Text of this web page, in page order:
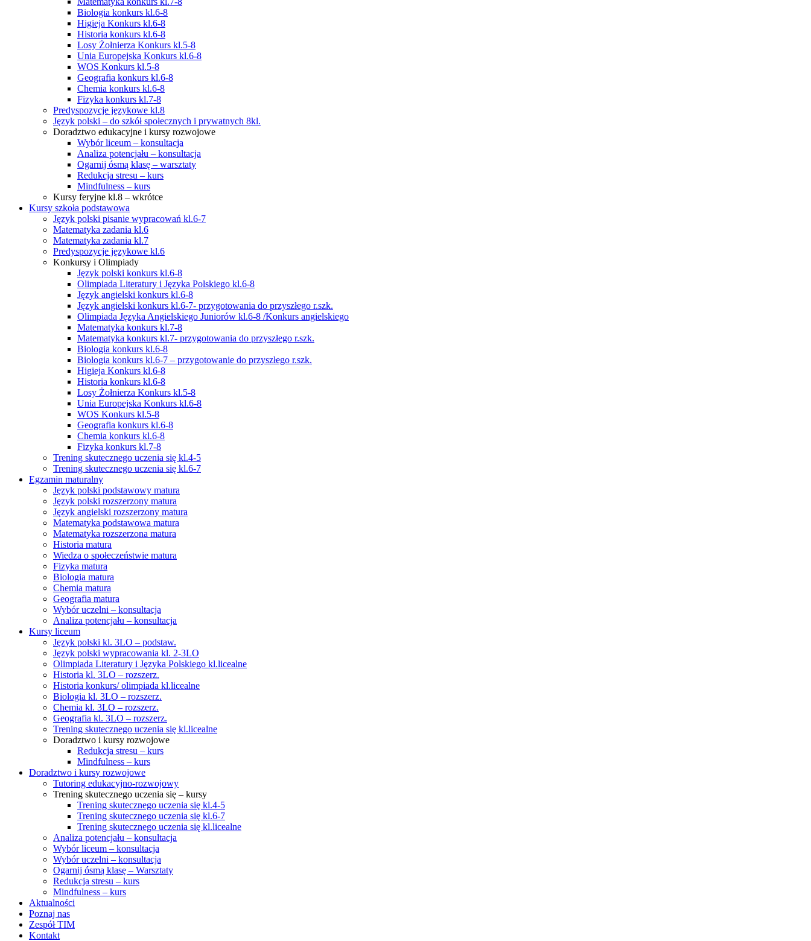
Biologia konkurs kl.6-8
Higieja Konkurs kl.6-8
Historia konkurs kl.6-8
Losy Żołnierza Konkurs kl.5-8
Unia Europejska Konkurs kl.6-8
WOS Konkurs kl.5-8
Geografia konkurs kl.6-8
Chemia konkurs kl.6-8
Fizyka konkurs kl.7-8
Predyspozycje językowe kl.8
Język polski – do szkół społecznych i prywatnych 8kl.
Doradztwo edukacyjne i kursy rozwojowe
Wybór liceum – konsultacja
Analiza potencjału – konsultacja
Ogarnij ósmą klasę – warsztaty
Redukcja stresu – kurs
Mindfulness – kurs
Kursy feryjne kl.8 – wkrótce
Kursy szkoła podstawowa
Język polski pisanie wypracowań kl.6-7
Matematyka zadania kl.6
Matematyka zadania kl.7
Predyspozycje językowe kl.6
Konkursy i Olimpiady
Język polski konkurs kl.6-8
Olimpiada Literatury i Języka Polskiego kl.6-8
Język angielski konkurs kl.6-8
Język angielski konkurs kl.6-7- przygotowania do przyszłego r.szk.
Olimpiada Języka Angielskiego Juniorów kl.6-8 /Konkurs angielskiego
Matematyka konkurs kl.7-8
Matematyka konkurs kl.7- przygotowania do przyszłego r.szk.
Biologia konkurs kl.6-8
Biologia konkurs kl.6-7 – przygotowanie do przyszłego r.szk.
Higieja Konkurs kl.6-8
Historia konkurs kl.6-8
Losy Żołnierza Konkurs kl.5-8
Unia Europejska Konkurs kl.6-8
WOS Konkurs kl.5-8
Geografia konkurs kl.6-8
Chemia konkurs kl.6-8
Fizyka konkurs kl.7-8
Trening skutecznego uczenia się kl.4-5
Trening skutecznego uczenia się kl.6-7
Egzamin maturalny
Język polski podstawowy matura
Język polski rozszerzony matura
Język angielski rozszerzony matura
Matematyka podstawowa matura
Matematyka rozszerzona matura
Historia matura
Wiedza o społeczeństwie matura
Fizyka matura
Biologia matura
Chemia matura
Geografia matura
Wybór uczelni – konsultacja
Analiza potencjału – konsultacja
Kursy liceum
Język polski kl. 3LO – podstaw.
Język polski wypracowania kl. 2-3LO
Olimpiada Literatury i Języka Polskiego kl.licealne
Historia kl. 3LO – rozszerz.
Historia konkurs/ olimpiada kl.licealne
Biologia kl. 3LO – rozszerz.
Chemia kl. 3LO – rozszerz.
Geografia kl. 3LO – rozszerz.
Trening skutecznego uczenia się kl.licealne
Doradztwo i kursy rozwojowe
Redukcja stresu – kurs
Mindfulness – kurs
Doradztwo i kursy rozwojowe
Tutoring edukacyjno-rozwojowy
Trening skutecznego uczenia się – kursy
Trening skutecznego uczenia się kl.4-5
Trening skutecznego uczenia się kl.6-7
Trening skutecznego uczenia się kl.licealne
Analiza potencjału – konsultacja
Wybór liceum – konsultacja
Wybór uczelni – konsultacja
Ogarnij ósmą klasę – Warsztaty
Redukcja stresu – kurs
Mindfulness – kurs
Aktualności
Poznaj nas
Zespół TIM
Kontakt